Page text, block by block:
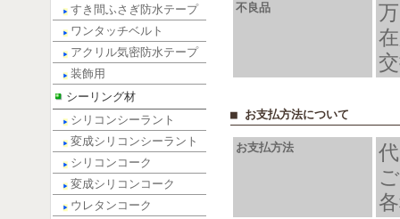
すき間ふさぎ防水テープ
ワンタッチベルト
アクリル気密防水テープ
装飾用
シーリング材
シリコンシーラント
変成シリコンシーラント
シリコンコーク
変成シリコンコーク
ウレタンコーク
不良品
■ お支払方法について
お支払方法